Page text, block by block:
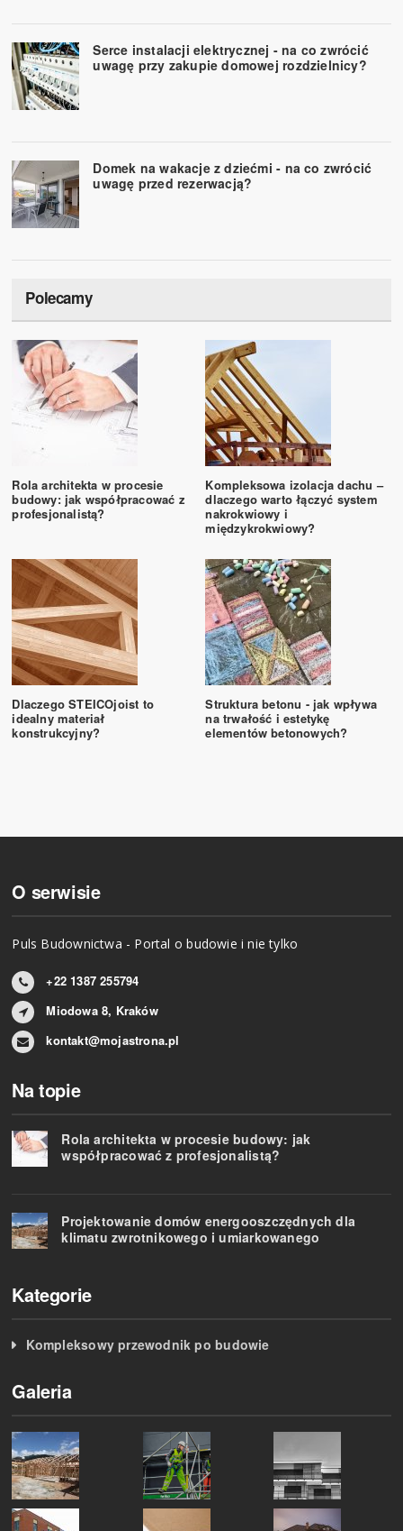
Serce instalacji elektrycznej - na co zwrócić
uwagę przy zakupie domowej rozdzielnicy?
Domek na wakacje z dziećmi - na co zwrócić
uwagę przed rezerwacją?
Polecamy
Rola architekta w procesie
budowy: jak współpracować z
profesjonalistą?
Kompleksowa izolacja dachu –
dlaczego warto łączyć system
nakrokwiowy i
międzykrokwiowy?
Dlaczego STEICOjoist to
idealny materiał
konstrukcyjny?
Struktura betonu - jak wpływa
na trwałość i estetykę
elementów betonowych?
O serwisie
Puls Budownictwa - Portal o budowie i nie tylko
+22 1387 255794
Miodowa 8, Kraków
kontakt@mojastrona.pl
Na topie
Rola architekta w procesie budowy: jak
współpracować z profesjonalistą?
Projektowanie domów energooszczędnych dla
klimatu zwrotnikowego i umiarkowanego
Kategorie
Kompleksowy przewodnik po budowie
Galeria